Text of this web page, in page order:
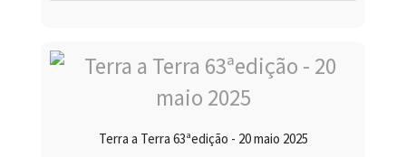
Terra a Terra 63ªedição - 20 maio 2025